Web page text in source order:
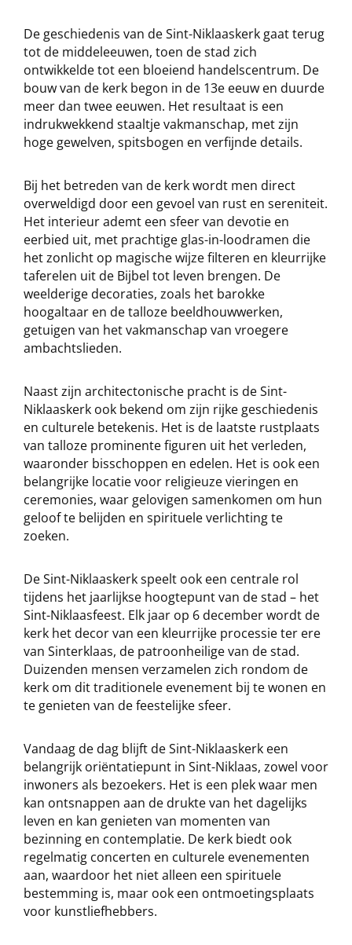
De geschiedenis van de Sint-Niklaaskerk gaat terug
tot de middeleeuwen, toen de stad zich
ontwikkelde tot een bloeiend handelscentrum. De
bouw van de kerk begon in de 13e eeuw en duurde
meer dan twee eeuwen. Het resultaat is een
indrukwekkend staaltje vakmanschap, met zijn
hoge gewelven, spitsbogen en verfijnde details.
Bij het betreden van de kerk wordt men direct
overweldigd door een gevoel van rust en sereniteit.
Het interieur ademt een sfeer van devotie en
eerbied uit, met prachtige glas-in-loodramen die
het zonlicht op magische wijze filteren en kleurrijke
taferelen uit de Bijbel tot leven brengen. De
weelderige decoraties, zoals het barokke
hoogaltaar en de talloze beeldhouwwerken,
getuigen van het vakmanschap van vroegere
ambachtslieden.
Naast zijn architectonische pracht is de Sint-
Niklaaskerk ook bekend om zijn rijke geschiedenis
en culturele betekenis. Het is de laatste rustplaats
van talloze prominente figuren uit het verleden,
waaronder bisschoppen en edelen. Het is ook een
belangrijke locatie voor religieuze vieringen en
ceremonies, waar gelovigen samenkomen om hun
geloof te belijden en spirituele verlichting te
zoeken.
De Sint-Niklaaskerk speelt ook een centrale rol
tijdens het jaarlijkse hoogtepunt van de stad – het
Sint-Niklaasfeest. Elk jaar op 6 december wordt de
kerk het decor van een kleurrijke processie ter ere
van Sinterklaas, de patroonheilige van de stad.
Duizenden mensen verzamelen zich rondom de
kerk om dit traditionele evenement bij te wonen en
te genieten van de feestelijke sfeer.
Vandaag de dag blijft de Sint-Niklaaskerk een
belangrijk oriëntatiepunt in Sint-Niklaas, zowel voor
inwoners als bezoekers. Het is een plek waar men
kan ontsnappen aan de drukte van het dagelijks
leven en kan genieten van momenten van
bezinning en contemplatie. De kerk biedt ook
regelmatig concerten en culturele evenementen
aan, waardoor het niet alleen een spirituele
bestemming is, maar ook een ontmoetingsplaats
voor kunstliefhebbers.